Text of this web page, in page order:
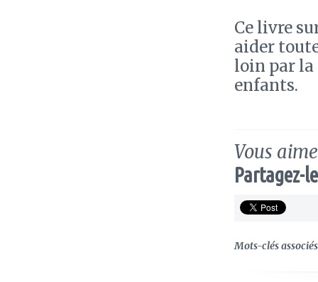
Ce livre
aider
loin par la
enfants.
Vous
Partagez-
Mots-clés